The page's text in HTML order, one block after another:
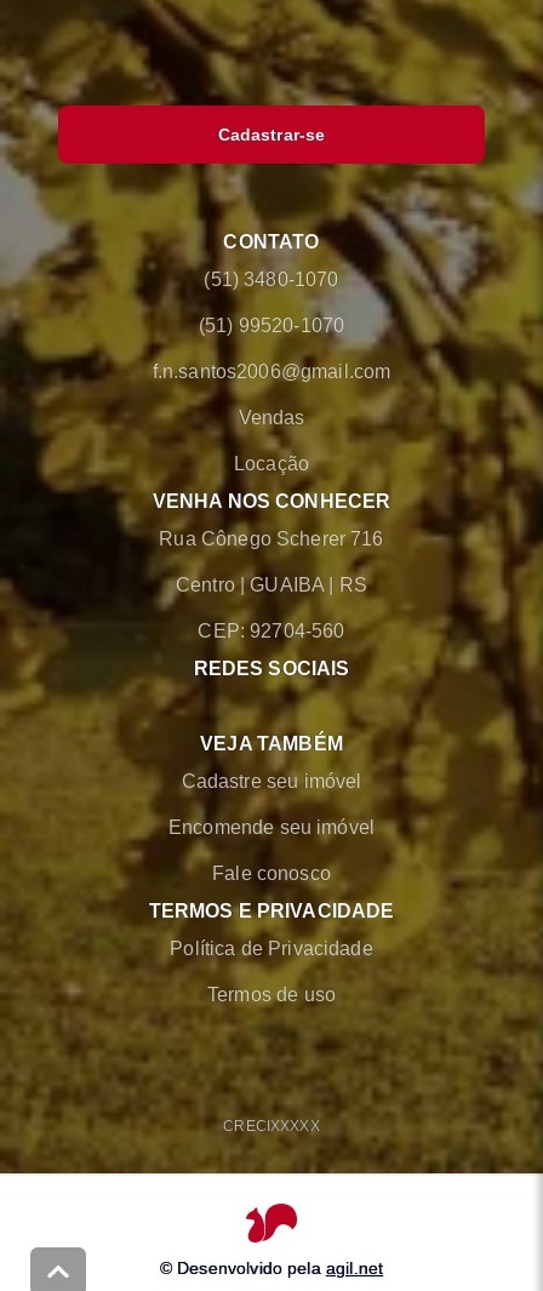
Cadastrar-se
CONTATO
(51) 3480-1070
(51) 99520-1070
f.n.santos2006@gmail.com
Vendas
Locação
VENHA NOS CONHECER
Rua Cônego Scherer 716
Centro |GUAIBA RS
CEP: 92704-560
REDES SOCIAIS
VEJA TAMBÉM
Cadastre seu imóvel
Encomende seu imóvel
Fale conosco
TERMOS E PRIVACIDADE
Política de Privacidade
Termos de uso
CRECIXXXXX
© Desenvolvido pela agil.net